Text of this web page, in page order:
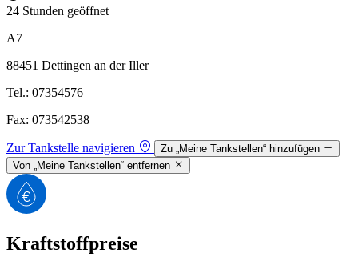
24 Stunden geöffnet
A7
88451 Dettingen an der Iller
Tel.: 07354576
Fax: 073542538
Zur Tankstelle navigieren
Zu „Meine Tankstellen“ hinzufügen
Von „Meine Tankstellen“ entfernen
Kraftstoffpreise